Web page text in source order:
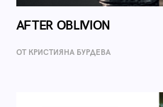
AFTER OBLIVION
ОТ КРИСТИЯНА БУРДЕВА